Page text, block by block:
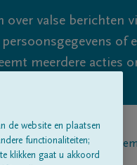
valse berichten
of
meerdere acties
ons
de website en plaatsen
functionaliteiten;
klikken gaat u akkoord